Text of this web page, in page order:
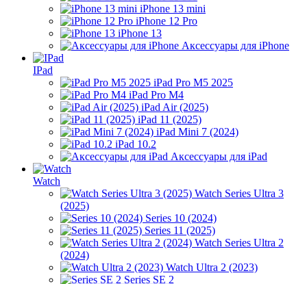
iPhone 13 mini
iPhone 12 Pro
iPhone 13
Аксессуары для iPhone
IPad
iPad Pro M5 2025
iPad Pro M4
iPad Air (2025)
iPad 11 (2025)
iPad Mini 7 (2024)
iPad 10.2
Аксессуары для iPad
Watch
Watch Series Ultra 3
(2025)
Series 10 (2024)
Series 11 (2025)
Watch Series Ultra 2
(2024)
Watch Ultra 2 (2023)
Series SE 2